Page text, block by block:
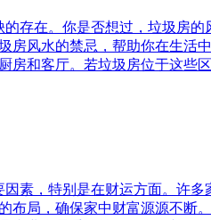
存在。你是否想过，垃圾房
风水的禁忌，帮助你在生活
房和客厅。若垃圾房位于这些
素，特别是在财运方面。许
局，确保家中财富源源不